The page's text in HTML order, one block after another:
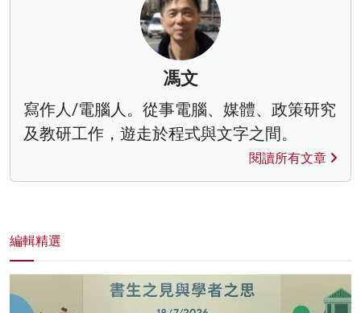
馮文
寫作人/電腦人。從事電腦、媒體、政策研究
及教研工作，遊走於程式與文字之間。
閱讀所有文章
編輯精選